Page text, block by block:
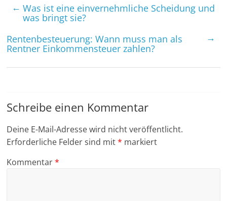
← Was ist eine ein­vernehmliche Scheidung und
was bringt sie?
Renten­besteuerung: Wann muss man als
Rentner Einkommen­steuer zahlen?
→
Schreibe einen Kommentar
Deine E-Mail-Adresse wird nicht veröffentlicht.
Erforderliche Felder sind mit* markiert
Kommentar*